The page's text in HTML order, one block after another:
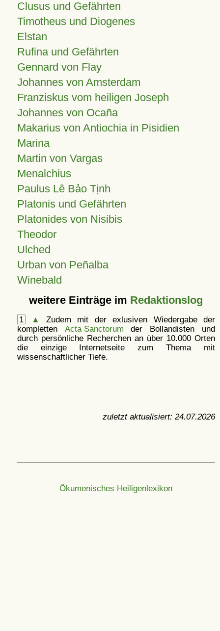
Clusus und Gefährten
Timotheus und Diogenes
Elstan
Rufina und Gefährten
Gennard von Flay
Johannes von Amsterdam
Franziskus vom heiligen Joseph
Johannes von Ocaña
Makarius von Antiochia in Pisidien
Marina
Martin von Vargas
Menalchius
Paulus Lê Bảo Tịnh
Platonis und Gefährten
Platonides von Nisibis
Theodor
Ulched
Urban von Peñalba
Winebald
weitere Einträge im Redaktionslog
1 ▲
Zudem mit der exlusiven Wiedergabe der
kompletten Acta Sanctorum der Bollandisten und
durch persönliche Recherchen an über 10.000 Orten
die einzige Internetseite zum Thema mit
wissenschaftlicher Tiefe.
zuletzt aktualisiert: 24.07.2026
Ökumenisches Heiligenlexikon